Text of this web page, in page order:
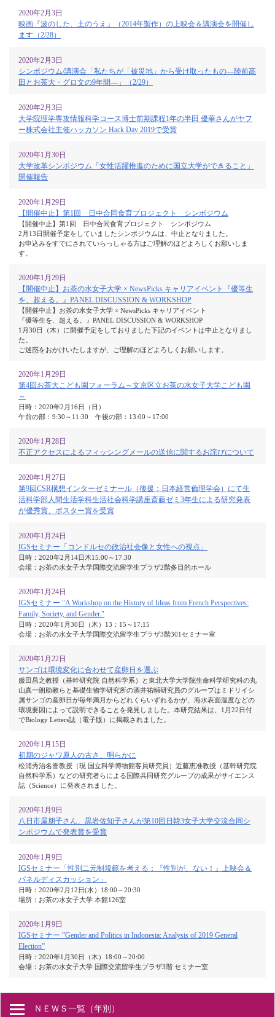
2020年2月3日
映画『波のした、土のうえ』（2014年製作）の上映会＆講演会を開催し
ます（2/28）
2020年2月3日
シンポジウム/講演会「私たちが「被災地」から受け取ったもの―陸前高
田とお茶大・グロ文の9年間―」（2/29）
2020年2月3日
大学院理学専攻情報科学コース博士前期課程1年の半田 優華さんがヤフ
ー株式会社主催ハッカソン Hack Day 2019で受賞
2020年1月30日
大学改革シンポジウム「女性活躍推進のために国立大学ができること」
開催報告
2020年1月29日
【開催中止】第1回 日中合同食育プロジェクト シンポジウム
【開催中止】第1回 日中合同食育プロジェクト シンポジウム
2月13日開催予定をしていましたシンポジウムは、中止となりました。
お申込みをすでにされていらっしゃる方はご理解のほどよろしくお願いしま
す。
2020年1月29日
【開催中止】お茶の水女子大学 × NewsPicks キャリアイベント『優等生
を、超える。』PANEL DISCUSSION & WORKSHOP
【開催中止】お茶の水女子大学 × NewsPicks キャリアイベント
『優等生を、超える。』PANEL DISCUSSION & WORKSHOP
1月30日（木）に開催予定をしておりました下記のイベントは中止となりまし
た。
ご迷惑をおかけいたしますが、ご理解のほどよろしくお願いします。
2020年1月29日
第4回お茶大こども園フォーラム～文京区立お茶の水女子大学こども園
～
日時：2020年2月16日（日）
午前の部：9:30～11:30 午後の部：13:00～17:00
2020年1月28日
不正アクセスによるフィッシングメールの送信に関するお詫びについて
2020年1月27日
第9回CSR構想インターゼミナール（後援：日本経営倫理学会）にて生
活科学部人間生活学科生活社会科学講座斎藤ゼミ3年生による研究発表
が優秀賞、ポスター賞を受賞
2020年1月24日
IGSセミナー「コンドルセの政治社会像と女性への視点」
日時：2020年2月14日木15:00～17:30
会場：お茶の水女子大学国際交流留学生プラザ2階多目的ホール
2020年1月24日
IGSセミナー "A Workshop on the History of Ideas from French Perspectives:
Family, Society, and Gender."
日時：2020年1月30日（木）13：15～17:15
会場：お茶の水女子大学国際交流留学生プラザ3階301セミナー室
2020年1月22日
サンゴは環境変化に合わせて産卵日を選ぶ
服田昌之教授（基幹研究院 自然科学系）と東北大学大学院生命科学研究科の丸
山真一朗助教らと基礎生物学研究所の酒井祐輔研究員のグループはミドリイシ
属サンゴの産卵日が毎年満月からどれくらいずれるかが、海水表面温度などの
環境要因によって説明できることを発見しました。本研究結果は、1月22日付
でBiology Letters誌（電子版）に掲載されました。
2020年1月15日
初期のジャワ原人の古さ、明らかに
松浦秀治名誉教授（現 国立科学博物館客員研究員）近藤恵准教授（基幹研究院
自然科学系）などの研究者らによる国際共同研究グループの成果がサイエンス
誌（Science）に発表されました。
2020年1月9日
八日市屋朋子さん、黒岩佐知子さんが第10回日韓3女子大学交流合同シ
ンポジウムで発表賞を受賞
2020年1月9日
IGSセミナー「性別二元制規範を考える：『性別が、ない！』上映会＆
パネルディスカッション」
日時：2020年2月12日(水）18:00～20:30
場所：お茶の水女子大学 本館126室
2020年1月9日
IGSセミナー ‟Gender and Politics in Indonesia: Analysis of 2019 General
Election”
日時：2020年1月30日（木）18:00～20:00
会場：お茶の水女子大学 国際交流留学生プラザ3階 セミナー室
ＮＥＷＳ一覧（年別）